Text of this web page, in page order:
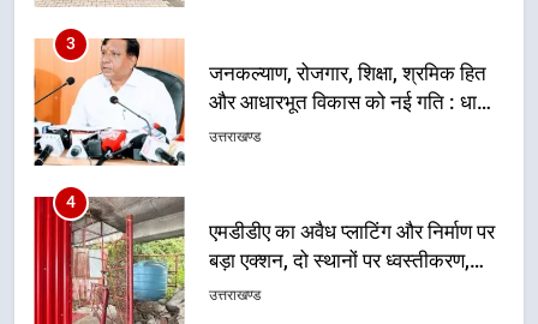
4
एमडीडीए का अवैध प्लाटिंग और निर्माण पर
बड़ा एक्शन, दो स्थानों पर ध्वस्तीकरण,
मसूरी मार्ग पर अवैध निर्माण सील
उत्तराखण्ड
5
राष्ट्रीय हथकरघा दिवस पर मुख्यमंत्री
धामी ने उत्कृष्ट बुनकरों और हस्तशिल्प
कारीगरों को किया सम्मानित
उत्तराखण्ड